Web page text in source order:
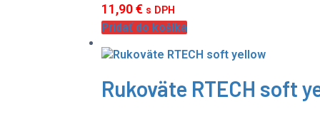
11,90€ s DPH
Pridať do košíka
Rukoväte RTECH soft